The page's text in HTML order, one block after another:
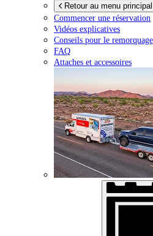
Retour au menu principal
Commencer une réservation
Vidéos explicatives
Conseils pour le remorquage
FAQ
Attaches et accessoires